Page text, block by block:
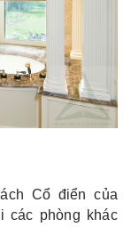
Cổ điển của
các phòng khác